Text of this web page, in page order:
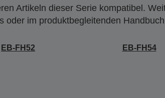
Artikeln dieser Serie kompatibel.
oder im produktbegleitenden
EB-FH52 EB-FH54